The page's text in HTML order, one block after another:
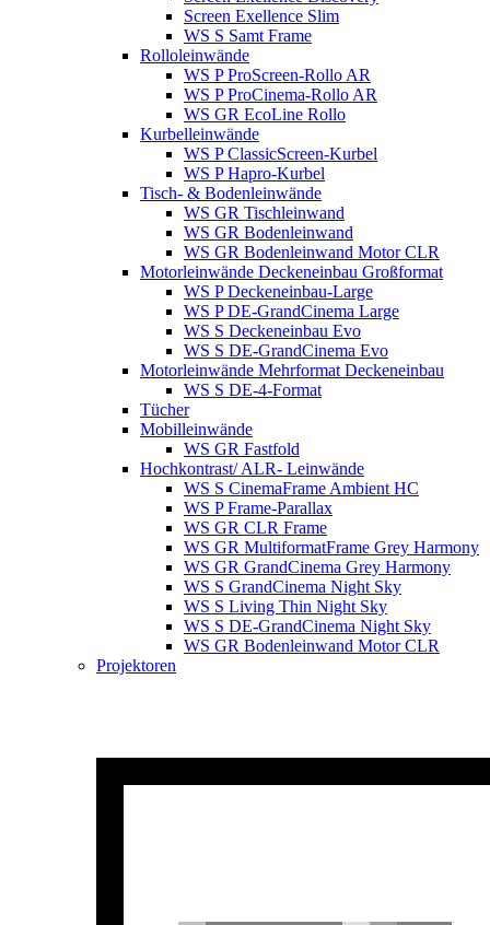
Screen Exellence Slim
WS S Samt Frame
Rolloleinwände
WS P ProScreen-Rollo AR
WS P ProCinema-Rollo AR
WS GR EcoLine Rollo
Kurbelleinwände
WS P ClassicScreen-Kurbel
WS P Hapro-Kurbel
Tisch- & Bodenleinwände
WS GR Tischleinwand
WS GR Bodenleinwand
WS GR Bodenleinwand Motor CLR
Motorleinwände Deckeneinbau Großformat
WS P Deckeneinbau-Large
WS P DE-GrandCinema Large
WS S Deckeneinbau Evo
WS S DE-GrandCinema Evo
Motorleinwände Mehrformat Deckeneinbau
WS S DE-4-Format
Tücher
Mobilleinwände
WS GR Fastfold
Hochkontrast/ ALR- Leinwände
WS S CinemaFrame Ambient HC
WS P Frame-Parallax
WS GR CLR Frame
WS GR MultiformatFrame Grey Harmony
WS GR GrandCinema Grey Harmony
WS S GrandCinema Night Sky
WS S Living Thin Night Sky
WS S DE-GrandCinema Night Sky
WS GR Bodenleinwand Motor CLR
Projektoren